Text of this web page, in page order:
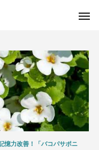
憶力改善！「バコパサポニ